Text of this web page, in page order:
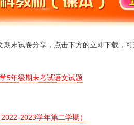
末试卷分享，点击下方的立即下载，
5年级期末考试语文试题
2023学年第二学期）